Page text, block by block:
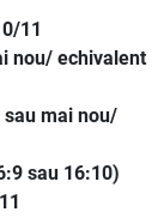
11
nou/ echivalent
sau mai nou/
sau 16:10)